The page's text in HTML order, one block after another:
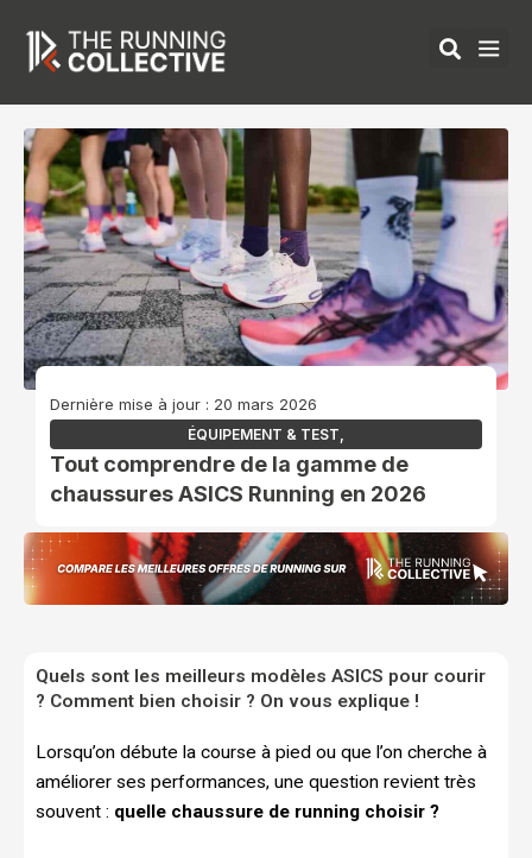
contenu
Dernière mise à jour : 20 mars 2026
ÉQUIPEMENT & TEST
Tout comprendre de la gamme de
chaussures ASICS Running en 2026
Quels sont les meilleurs modèles ASICS pour courir
? Comment bien choisir ? On vous explique !
Lorsqu’on débute la course à pied ou que l’on cherche à
améliorer ses performances, une question revient très
souvent : quelle chaussure de running choisir ?